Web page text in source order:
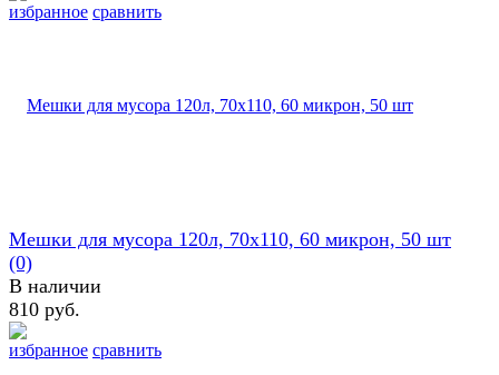
избранное сравнить
избранное сравнить
Мешки для мусора 120л, 70х110, 60 микрон, 50 шт
(0)
В наличии
810 руб.